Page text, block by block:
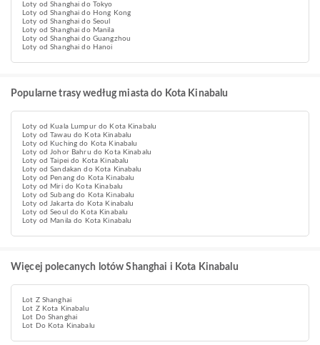
Loty od Shanghai do Tokyo
Loty od Shanghai do Hong Kong
Loty od Shanghai do Seoul
Loty od Shanghai do Manila
Loty od Shanghai do Guangzhou
Loty od Shanghai do Hanoi
Popularne trasy według miasta do Kota Kinabalu
Loty od Kuala Lumpur do Kota Kinabalu
Loty od Tawau do Kota Kinabalu
Loty od Kuching do Kota Kinabalu
Loty od Johor Bahru do Kota Kinabalu
Loty od Taipei do Kota Kinabalu
Loty od Sandakan do Kota Kinabalu
Loty od Penang do Kota Kinabalu
Loty od Miri do Kota Kinabalu
Loty od Subang do Kota Kinabalu
Loty od Jakarta do Kota Kinabalu
Loty od Seoul do Kota Kinabalu
Loty od Manila do Kota Kinabalu
Więcej polecanych lotów Shanghai i Kota Kinabalu
Lot Z Shanghai
Lot Z Kota Kinabalu
Lot Do Shanghai
Lot Do Kota Kinabalu